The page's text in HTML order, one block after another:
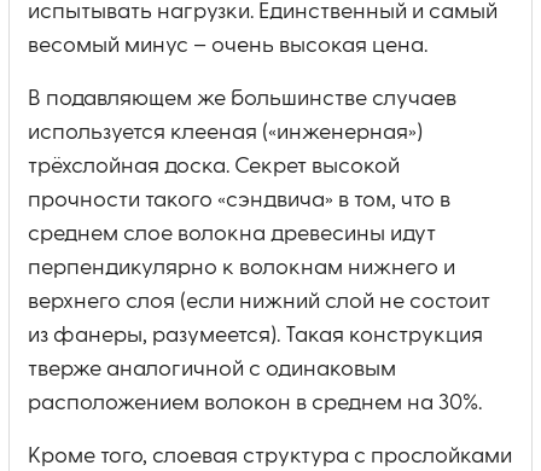
испытывать нагрузки. Единственный и самый
весомый минус – очень высокая цена.
В подавляющем же большинстве случаев
используется клееная («инженерная»)
трёхслойная доска. Секрет высокой
прочности такого «сэндвича» в том, что в
среднем слое волокна древесины идут
перпендикулярно к волокнам нижнего и
верхнего слоя (если нижний слой не состоит
из фанеры, разумеется). Такая конструкция
тверже аналогичной с одинаковым
расположением волокон в среднем на 30%.
Кроме того, слоевая структура с прослойками